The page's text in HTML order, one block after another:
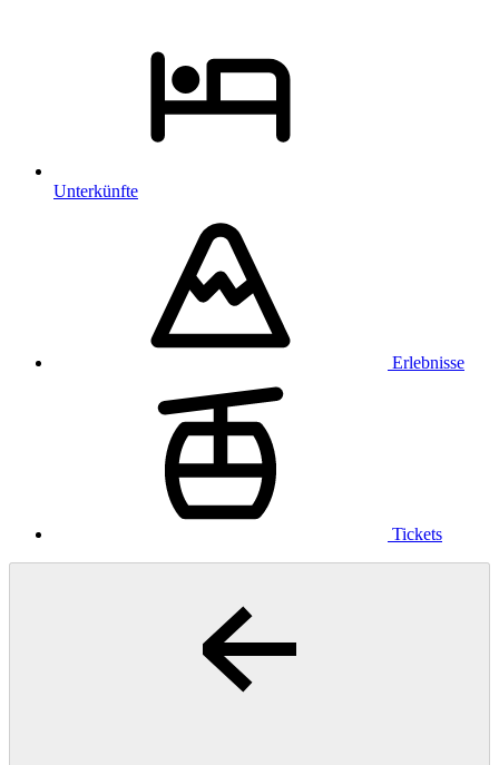
Unterkünfte
Erlebnisse
Tickets